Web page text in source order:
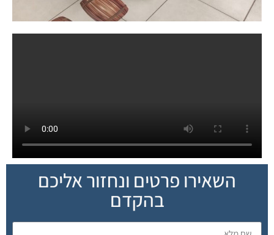
השאירו פרטים ונחזור אליכם
בהקדם